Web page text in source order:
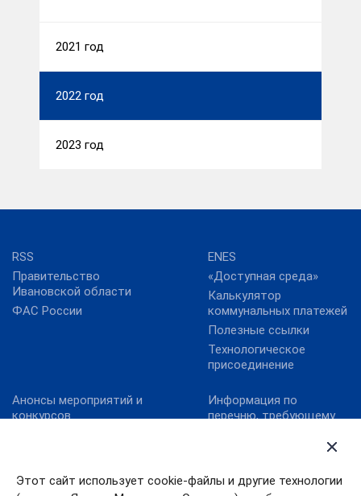
Этот сайт использует cookie-файлы и другие технологии
2021 год
2022 год
2023 год
RSS
Правительство
Ивановской области
ФАС России
ENES
«Доступная среда»
Калькулятор
коммунальных платежей
Полезные ссылки
Технологическое
присоединение
Анонсы мероприятий и
конкурсов
энергосбережения и
Информация по
перечню, требующему
Ивановской области от
13.10.2011№ 316-п